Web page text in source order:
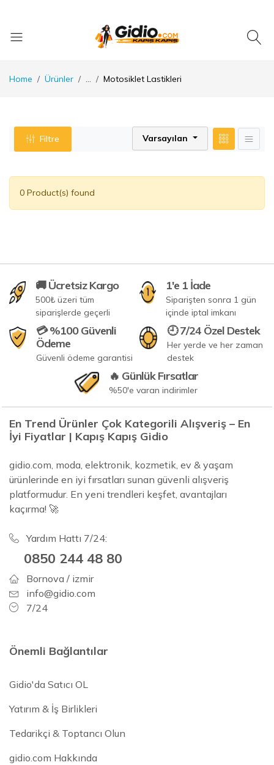
Home Ürünler ... Motosiklet Lastikleri
Filtre Varsayılan
0 Product(s) found
🚚 Ücretsiz Kargo
500₺ üzeri tüm
siparişlerde geçerli
1'e 1 İade
Siparişten sonra 1 gün
içinde iptal imkanı
💳 %100 Güvenli
Ödeme
Güvenli ödeme garantisi
🕘 7/24 Özel Destek
Her yerde ve her zaman
destek
🔥 Günlük Fırsatlar
%50'e varan indirimler
En Trend Ürünler Çok Kategorili Alışveriş – En
İyi Fiyatlar | Kapış Kapış Gidio
gidio.com, moda, elektronik, kozmetik, ev & yaşam
ürünlerinde en iyi fırsatları sunan güvenli alışveriş
platformudur. En yeni trendleri keşfet, avantajları
kaçırma! 🚀
Yardım Hattı 7/24:
0850 244 48 80
Bornova / izmir
info@gidio.com
7/24
Önemli Bağlantılar
Gidio'da Satıcı OL
Yatırım & İş Birlikleri
Tedarikçi & Toptancı Olun
gidio.com Hakkında